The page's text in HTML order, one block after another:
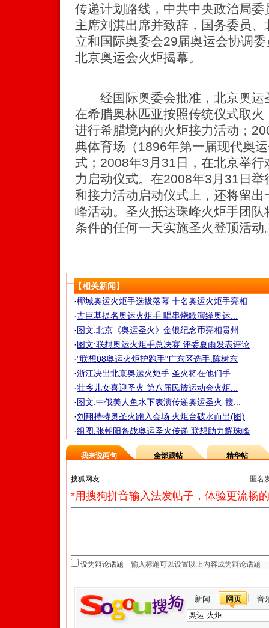
传递计划路线，中共中央政治局
主席刘淇出席并致辞，国务委员
立和国际奥委会29届奥运会协调
北京奥运会火炬揭幕。
经国际奥委会批准，北京奥运
在希腊奥林匹亚按照传统仪式取
进行希腊境内的火炬接力活动；
典体育场（1896年第一届现代奥
式；2008年3月31日，在北京举
力启动仪式。在2008年3月31日
和接力活动启动仪式上，还将留
峰活动。圣火抵达珠峰火炬手团
条件的任何一天实施圣火登顶活动
【相关新闻】
·椰城奥运火炬手选拔落幕 十名奥运火炬手亮相
·古巨基提名奥运火炬手 唱串烧歌演绎奥运...
·图文:北京《奥运圣火》金银纪念币亮相贵州
·图文:联想奥运火炬手总决赛 评委夏雨发表评论
·"联想08奥运火炬护跑手"广东区选手:陈树东
·浙江决出北京奥运火炬手 圣火将在他们手...
·壮乡儿女喜迎圣火 第八届民族运动会火炬...
·图文:中俄美人鱼水下表演传递奥运圣火-搜...
·刘翔持特奥圣火跑入会场 火炬台破水而出(图)
·组图:张朝阳备战奥运圣火传递 联想助力耀珠峰
我来说两句 全部跟帖 精华帖
匿名
*用搜狗拼音输入法发帖子，体验更流畅
设为辩论话题
新闻 网页 音